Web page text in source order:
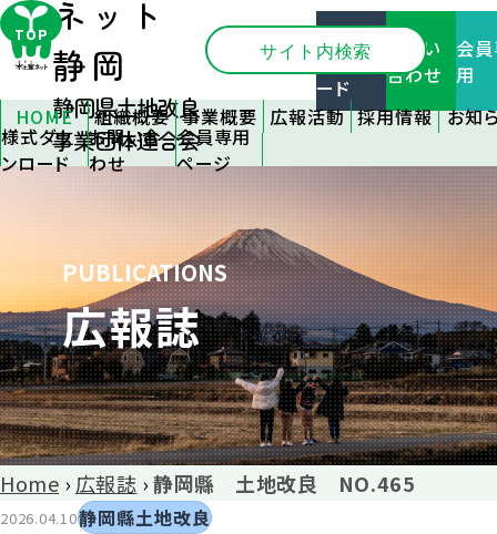
ネット
静岡
静岡県土地改良
事業団体連合会
様式ダ
ウンロ
ード
お問い
合わせ
会
用
HOME
組織概要
静岡県土
組織のご案
内
アクセス
リンク
事業概要
会員支援
広報活動
刊行物
優良事例の
紹介
フォトコン
採用情報
中途採用
応募フォー
ム
お知
イベン
報
大区画
つい
その
様式ダウ
ンロード
お問い合
わせ
会員専用
ページ
PUBLICATIONS
広報誌
Home › 広報誌 ›静岡縣 土地改良 NO.465
2026.04.10静岡縣土地改良
TOP